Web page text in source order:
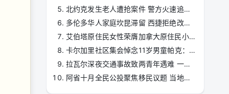
北约克发生老人遭抢案件 警方火速追捕嫌疑人
多伦多华人家庭坎昆滞留 西捷拒绝改签他航班引热议
艾伯塔原住民女性荣膺加拿大原住民小姐桂冠，彰显文化与社区力量 ...
卡尔加里社区集会悼念11岁男童帕克：携手共渡难关
拉瓦尔深夜交通事故致两青年遇难 一人危重
阿省十月全民公投聚焦移民议题 当地华人需关注政策走向